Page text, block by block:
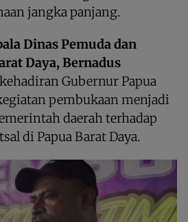
jangka panjang.
Dinas Pemuda dan
Daya, Bernadus
Gubernur Papua
pembukaan menjadi
daerah terhadap
di Papua Barat Daya.